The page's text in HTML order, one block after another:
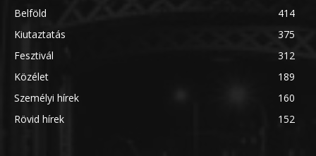
Belföld
414
Kiutaztatás
375
Fesztivál
312
Közélet
189
Személyi hírek
160
Rövid hírek
152